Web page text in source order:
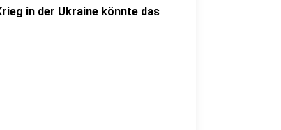
in der Ukraine könnte das